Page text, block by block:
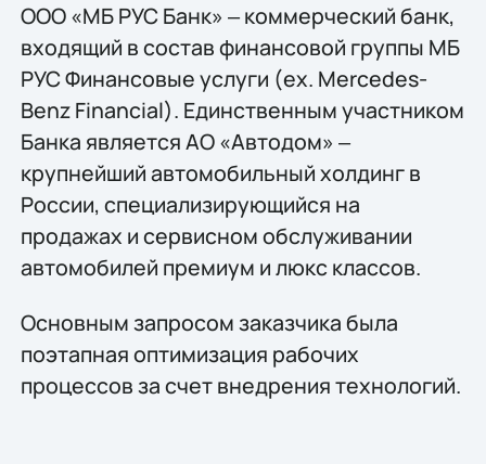
ООО «МБ РУС Банк» ‒ коммерческий банк,
входящий в состав финансовой группы МБ
РУС Финансовые услуги (ex. Mercedes-
Benz Financial). Единственным участником
Банка является АО «Автодом» ‒
крупнейший автомобильный холдинг в
России, специализирующийся на
продажах и сервисном обслуживании
автомобилей премиум и люкс классов.
Основным запросом заказчика была
поэтапная оптимизация рабочих
процессов за счет внедрения технологий.